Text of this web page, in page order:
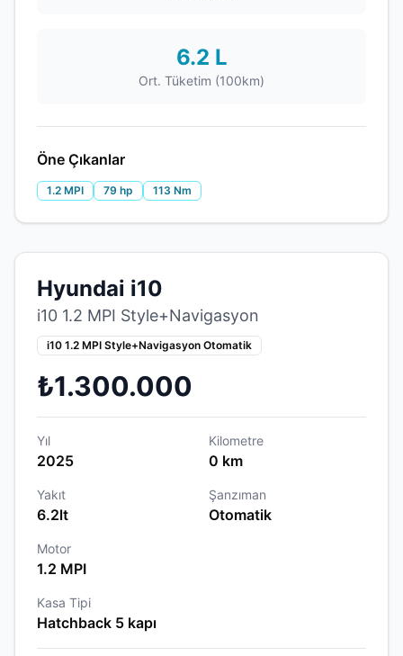
6.2 L
Ort. Tüketim (100km)
Öne Çıkanlar
1.2 MPI 79 hp 113 Nm
Hyundai i10
i10 1.2 MPI Style+Navigasyon
i10 1.2 MPI Style+Navigasyon Otomatik
₺1.300.000
Yıl
2025
Kilometre
0 km
Yakıt
6.2lt
Şanzıman
Otomatik
Motor
1.2 MPI
Kasa Tipi
Hatchback 5 kapı